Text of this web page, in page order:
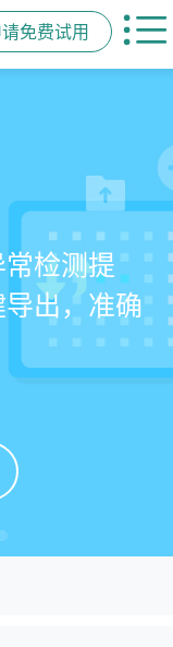
免费试用
理系
检测提
出，准确
师带课量
可查免扯
家长，沟
口碑促续